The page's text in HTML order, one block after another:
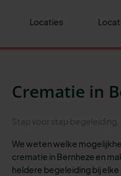
Locaties
Crematie in
We weten welke
crematie in Bernheze en
heldere begeleiding bij elke